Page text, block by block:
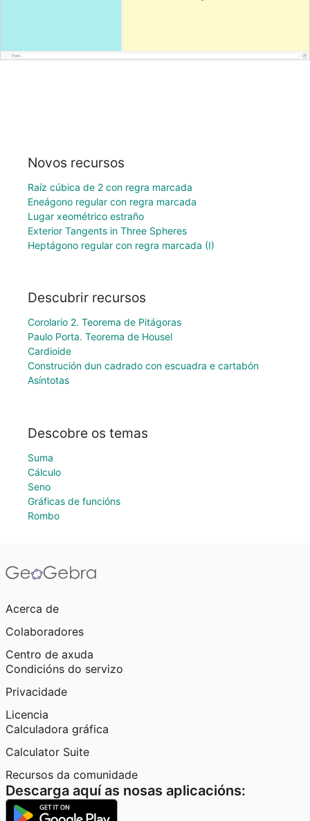
Novos recursos
Raíz cúbica de 2 con regra marcada
Eneágono regular con regra marcada
Lugar xeométrico estraño
Exterior Tangents in Three Spheres
Heptágono regular con regra marcada (I)
Descubrir recursos
Corolario 2. Teorema de Pitágoras
Paulo Porta. Teorema de Housel
Cardioide
Construción dun cadrado con escuadra e cartabón
Asíntotas
Descobre os temas
Suma
Cálculo
Seno
Gráficas de funcións
Rombo
Acerca de
Colaboradores
Centro de axuda
Condicións do servizo
Privacidade
Licencia
Calculadora gráfica
Calculator Suite
Recursos da comunidade
Descarga aquí as nosas aplicacións: